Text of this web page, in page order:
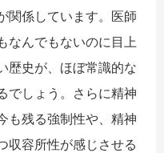
関係しています。医師
なんでもないのに目上
歴史が、ほぼ常識的な
でしょう。さらに精神
も残る強制性や、精神
収容所性が感じさせる